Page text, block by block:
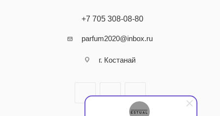
+7 705 308-08-80
parfum2020@inbox.ru
г. Костанай